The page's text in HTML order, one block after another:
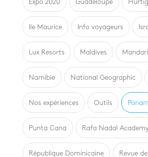
Expo 2020 Guadeloupe
Ile Maurice Info voyageurs
Lux Resorts Maldives
Namibie National Geographic
Nos expériences Outils
Punta Cana Rafa Nadal
République Dominicaine Revue